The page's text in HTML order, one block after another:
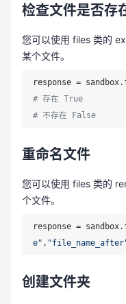
检查文件是否存
您可以使用 files 类的
某个文件。
response =
# 存在 True
# 不存在 False
重命名文件
您可以使用 files 类的
个文件。
response =
e" ,
创建文件夹